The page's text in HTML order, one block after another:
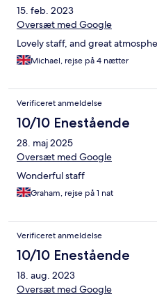
15. feb. 2023
Oversæt med Google
Lovely staff, and great
Michael, rejse på 4 nætter
Verificeret anmeldelse
10/10 Enestående
28. maj 2025
Oversæt med Google
Wonderful staff
Graham, rejse på 1 nat
Verificeret anmeldelse
10/10 Enestående
18. aug. 2023
Oversæt med Google